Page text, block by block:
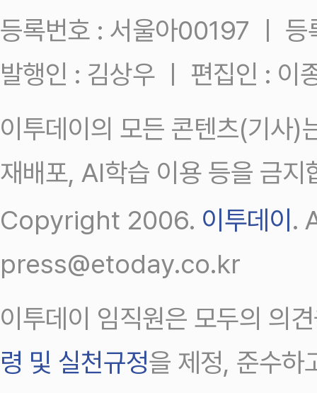
등록번호 : 서울아00197 ㅣ
발행인 : 김상우 ㅣ 편집인 : 이
이투데이의 모든 콘텐츠(기사)
재배포, AI학습 이용 등을 금지
Copyright 2006. 이투데이 .
press@etoday.co.kr
이투데이 임직원은 모두의 의
령 및 실천규정을 제정, 준수하